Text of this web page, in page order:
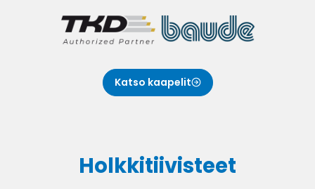
Katso kaapelit
Holkki­tiivisteet